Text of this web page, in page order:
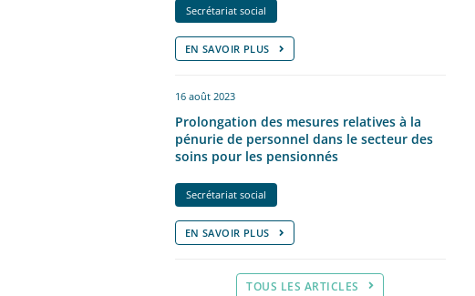
Secrétariat social
EN SAVOIR PLUS
16 août 2023
Prolongation des mesures relatives à la
pénurie de personnel dans le secteur des
soins pour les pensionnés
Secrétariat social
EN SAVOIR PLUS
TOUS LES ARTICLES